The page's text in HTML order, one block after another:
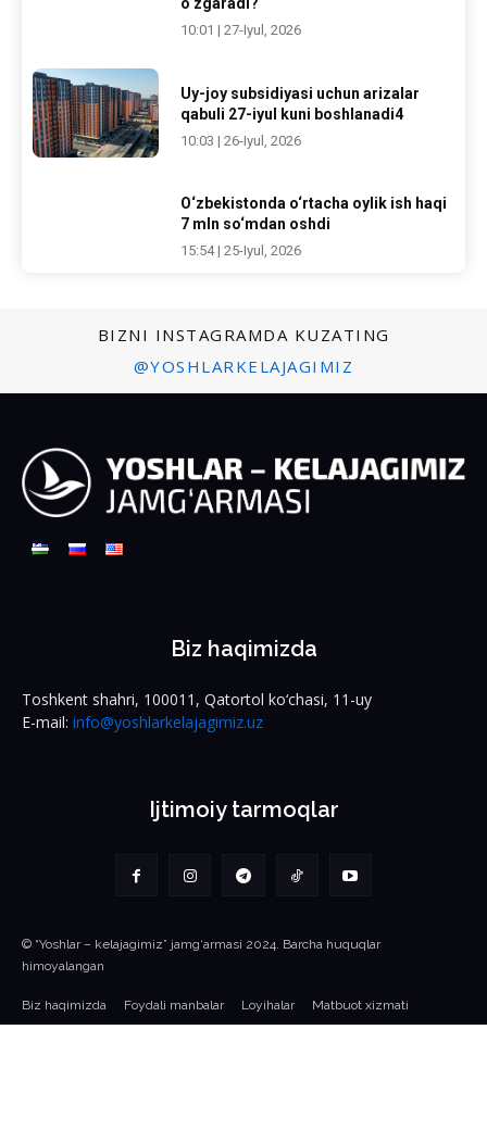
o‘zgaradi?
10:01 | 27-Iyul, 2026
Uy-joy subsidiyasi uchun arizalar
qabuli 27-iyul kuni boshlanadi4
10:03 | 26-Iyul, 2026
O‘zbekistonda o‘rtacha oylik ish haqi
7 mln so‘mdan oshdi
15:54 | 25-Iyul, 2026
BIZNI INSTAGRAMDA KUZATING
@YOSHLARKELAJAGIMIZ
Biz haqimizda
Toshkent shahri, 100011, Qatortol ko‘chasi, 11-uy
E-mail: info@yoshlarkelajagimiz.uz
Ijtimoiy tarmoqlar
© “Yoshlar – kelajagimiz” jamg‘armasi 2024. Barcha huquqlar
himoyalangan
Biz haqimizda Foydali manbalar Loyihalar Matbuot xizmati